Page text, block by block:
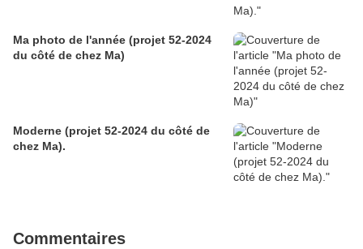
Ma photo de l'année (projet 52-2024
du côté de chez Ma)
Moderne (projet 52-2024 du côté de
chez Ma).
Commentaires